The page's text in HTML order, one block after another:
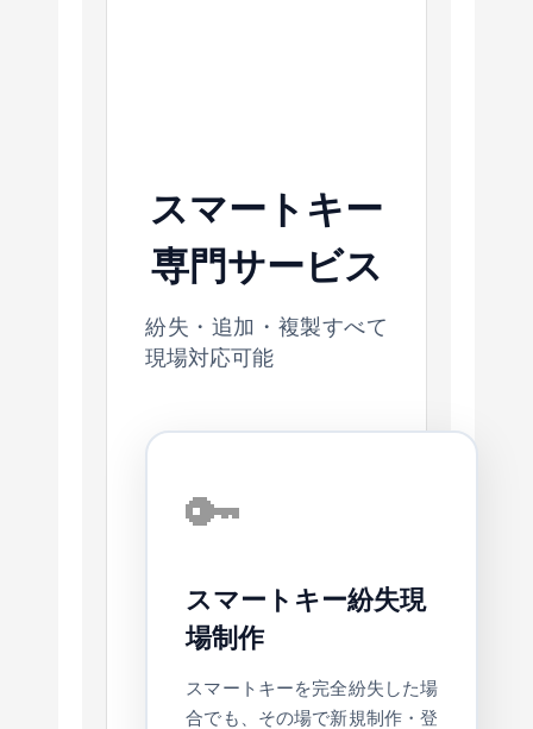
スマートキー
専門サービス
紛失・追加・複製すべて
現場対応可能
🔑
スマートキー紛失現
場制作
スマートキーを完全紛失した場
合でも、その場で新規制作・登